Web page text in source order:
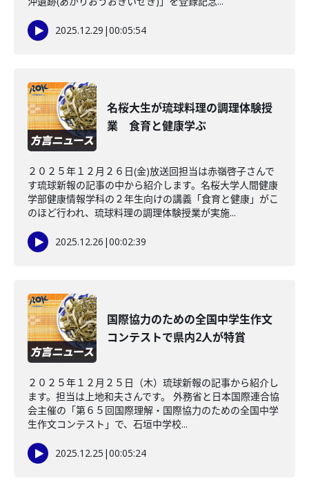
2025.12.29 |00:05:54
名桜大生が琉球料理の調理体験授
業 食育と健康学ぶ
２０２５年１２月２６日(金)放送回担当は赤嶺啓子さんで
す琉球新報の記事の中から紹介します。名桜大学人間健康
学部健康情報学科の２年生向けの講義「食育と健康」がこ
のほど行われ、琉球料理の調理体験授業が実施...
2025.12.26 |00:02:39
国際協力のための全国中学生作文
コンテストで県内2人が特賞
２０２５年１２月２５日（木）琉球新報の記事から紹介し
ます。担当は上地和夫さんです。 外務省と日本国際連合協
会主催の「第６５回国際理解・国際協力のための全国中学
生作文コンテスト」で、石垣中学校...
2025.12.25 |00:05:24